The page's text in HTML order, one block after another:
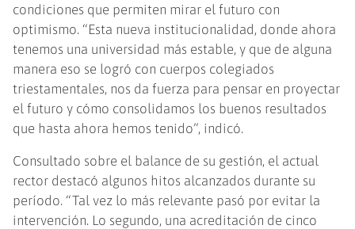
condiciones que permiten mirar el futuro con
optimismo. “Esta nueva institucionalidad, donde ahora
tenemos una universidad más estable, y que de alguna
manera eso se logró con cuerpos colegiados
triestamentales, nos da fuerza para pensar en proyectar
el futuro y cómo consolidamos los buenos resultados
que hasta ahora hemos tenido”, indicó.
Consultado sobre el balance de su gestión, el actual
rector destacó algunos hitos alcanzados durante su
período. “Tal vez lo más relevante pasó por evitar la
intervención. Lo segundo, una acreditación de cinco